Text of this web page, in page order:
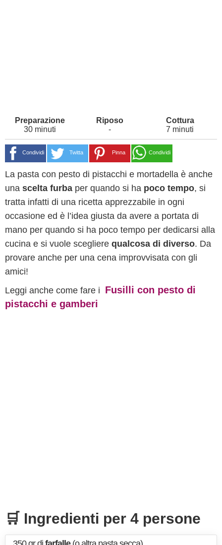
30 minuti - 7 minuti
Condividi Twitta Pinna Condividi
La pasta con pesto di pistacchi e mortadella è anche
una scelta furba per quando si ha poco tempo, si
tratta infatti di una ricetta apprezzabile in ogni
occasione ed è l’idea giusta da avere a portata di
mano per quando si ha poco tempo per dedicarsi alla
cucina e si vuole scegliere qualcosa di diverso. Da
provare anche per una cena improvvisata con gli
amici!
Leggi anche come fare i Fusilli con pesto di
pistacchi e gamberi
🛒 Ingredienti per 4 persone